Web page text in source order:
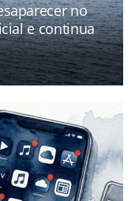
no
e continua